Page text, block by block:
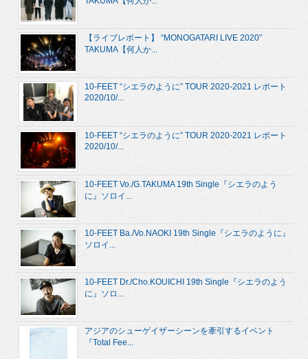
【ライブレポート】 “MONOGATARI LIVE 2020”
TAKUMA【何人か...
10-FEET “シエラのように” TOUR 2020-2021 レポート
2020/10/...
10-FEET “シエラのように” TOUR 2020-2021 レポート
2020/10/...
10-FEET Vo./G.TAKUMA 19th Single『シエラのよう
に』ソロイ...
10-FEET Ba./Vo.NAOKI 19th Single『シエラのように』
ソロイ...
10-FEET Dr./Cho.KOUICHI 19th Single『シエラのよう
に』ソロ...
アジアのシューゲイザーシーンを牽引するイベント
『Total Fee...